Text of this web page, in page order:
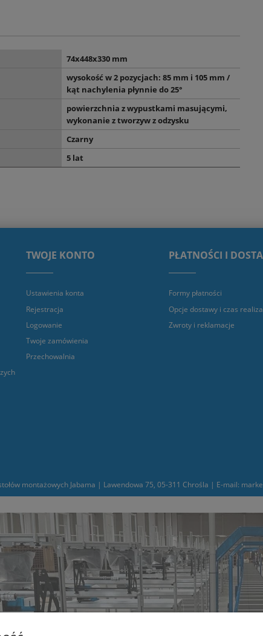
74x448x330 mm
wysokość w 2 pozycjach: 85 mm i 105 mm /
kąt nachylenia płynnie do 25°
powierzchnia z wypustkami masującymi,
wykonanie z tworzyw z odzysku
Czarny
5 lat
TWOJE KONTO
Ustawienia konta
Rejestracja
Logowanie
Twoje zamówienia
Przechowalnia
PŁATNOŚCI I
Formy płatności
Opcje dostawy i czas
Zwroty i reklamacje
montażowych Jabama | Lawendowa 75, 05-311 Chrośla | E-mail: